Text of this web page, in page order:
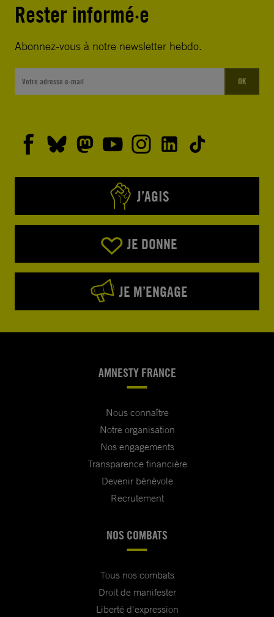
Rester informé·e
Abonnez-vous à notre newsletter hebdo.
OK
J’AGIS
JE DONNE
JE M’ENGAGE
AMNESTY FRANCE
Nous connaître
Notre organisation
Nos engagements
Transparence financière
Devenir bénévole
Recrutement
NOS COMBATS
Tous nos combats
Droit de manifester
Liberté d'expression